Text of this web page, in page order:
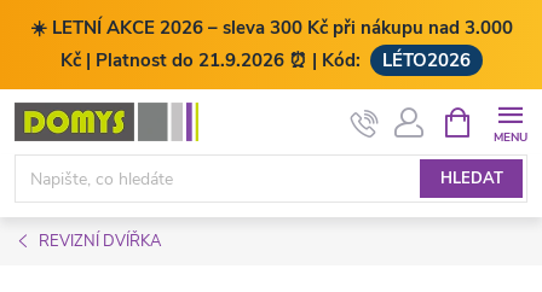
☀️ LETNÍ AKCE 2026 – sleva 300 Kč při nákupu nad 3.000
Kč | Platnost do 21.9.2026 ⏰ | Kód:
LÉTO2026
Přejít
obsah
HLEDAT
NÁKUPNÍ
KOŠÍK
REVIZNÍ DVÍŘKA